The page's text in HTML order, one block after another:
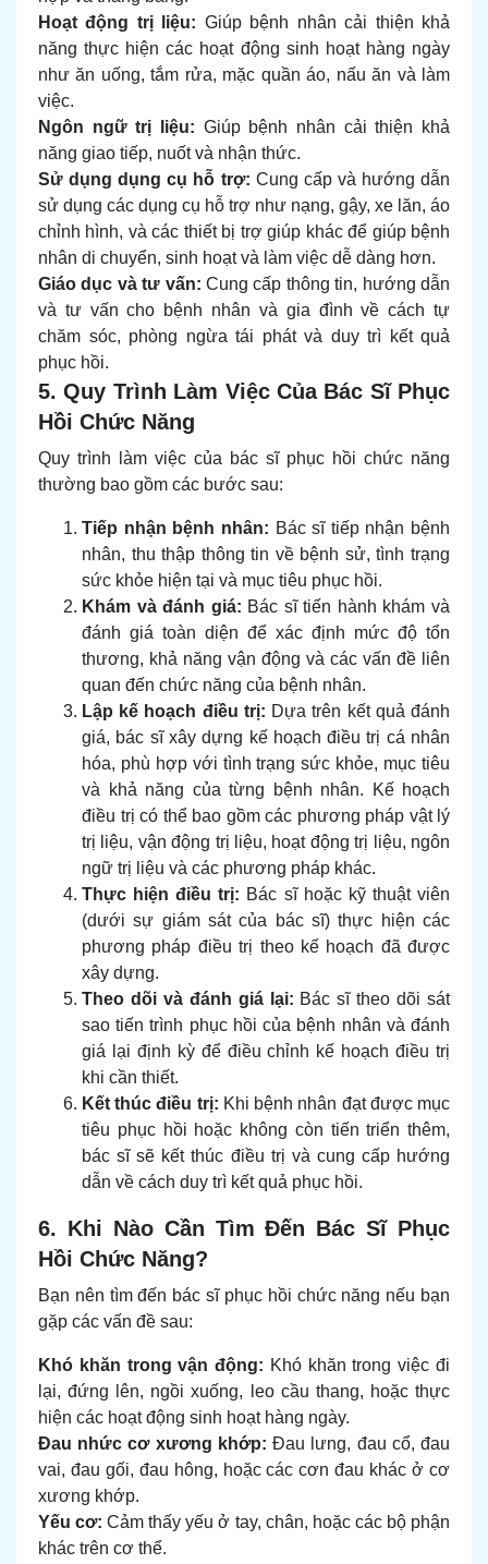
Hoạt động trị liệu: Giúp bệnh nhân cải thiện khả
năng thực hiện các hoạt động sinh hoạt hàng ngày
như ăn uống, tắm rửa, mặc quần áo, nấu ăn và làm
việc.
Ngôn ngữ trị liệu: Giúp bệnh nhân cải thiện khả
năng giao tiếp, nuốt và nhận thức.
Sử dụng dụng cụ hỗ trợ: Cung cấp và hướng dẫn
sử dụng các dụng cụ hỗ trợ như nạng, gậy, xe lăn, áo
chỉnh hình, và các thiết bị trợ giúp khác để giúp bệnh
nhân di chuyển, sinh hoạt và làm việc dễ dàng hơn.
Giáo dục và tư vấn: Cung cấp thông tin, hướng dẫn
và tư vấn cho bệnh nhân và gia đình về cách tự
chăm sóc, phòng ngừa tái phát và duy trì kết quả
phục hồi.
5. Quy Trình Làm Việc Của Bác Sĩ Phục
Hồi Chức Năng
Quy trình làm việc của bác sĩ phục hồi chức năng
thường bao gồm các bước sau:
Tiếp nhận bệnh nhân: Bác sĩ tiếp nhận bệnh
nhân, thu thập thông tin về bệnh sử, tình trạng
sức khỏe hiện tại và mục tiêu phục hồi.
Khám và đánh giá: Bác sĩ tiến hành khám và
đánh giá toàn diện để xác định mức độ tổn
thương, khả năng vận động và các vấn đề liên
quan đến chức năng của bệnh nhân.
Lập kế hoạch điều trị: Dựa trên kết quả đánh
giá, bác sĩ xây dựng kế hoạch điều trị cá nhân
hóa, phù hợp với tình trạng sức khỏe, mục tiêu
và khả năng của từng bệnh nhân. Kế hoạch
điều trị có thể bao gồm các phương pháp vật lý
trị liệu, vận động trị liệu, hoạt động trị liệu, ngôn
ngữ trị liệu và các phương pháp khác.
Thực hiện điều trị: Bác sĩ hoặc kỹ thuật viên
(dưới sự giám sát của bác sĩ) thực hiện các
phương pháp điều trị theo kế hoạch đã được
xây dựng.
Theo dõi và đánh giá lại: Bác sĩ theo dõi sát
sao tiến trình phục hồi của bệnh nhân và đánh
giá lại định kỳ để điều chỉnh kế hoạch điều trị
khi cần thiết.
Kết thúc điều trị: Khi bệnh nhân đạt được mục
tiêu phục hồi hoặc không còn tiến triển thêm,
bác sĩ sẽ kết thúc điều trị và cung cấp hướng
dẫn về cách duy trì kết quả phục hồi.
6. Khi Nào Cần Tìm Đến Bác Sĩ Phục
Hồi Chức Năng?
Bạn nên tìm đến bác sĩ phục hồi chức năng nếu bạn
gặp các vấn đề sau:
Khó khăn trong vận động: Khó khăn trong việc đi
lại, đứng lên, ngồi xuống, leo cầu thang, hoặc thực
hiện các hoạt động sinh hoạt hàng ngày.
Đau nhức cơ xương khớp: Đau lưng, đau cổ, đau
vai, đau gối, đau hông, hoặc các cơn đau khác ở cơ
xương khớp.
Yếu cơ: Cảm thấy yếu ở tay, chân, hoặc các bộ phận
khác trên cơ thể.